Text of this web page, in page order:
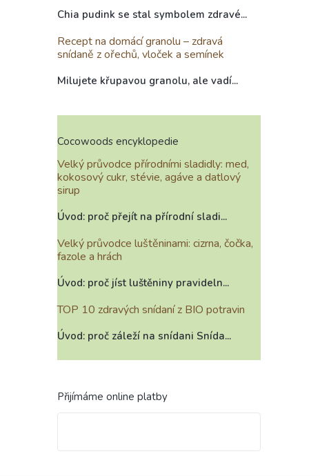
Chia pudink se stal symbolem zdravé...
Recept na domácí granolu – zdravá
snídaně z ořechů, vloček a semínek
Milujete křupavou granolu, ale vadí...
Cocowoods encyklopedie
Velký průvodce přírodními sladidly: med,
kokosový cukr, stévie, agáve a datlový
sirup
Úvod: proč přejít na přírodní sladi...
Velký průvodce luštěninami: cizrna, čočka,
fazole a hrách
Úvod: proč jíst luštěniny pravideln...
TOP 10 zdravých snídaní z BIO potravin
Úvod: proč záleží na snídani Snída...
Přijímáme online platby